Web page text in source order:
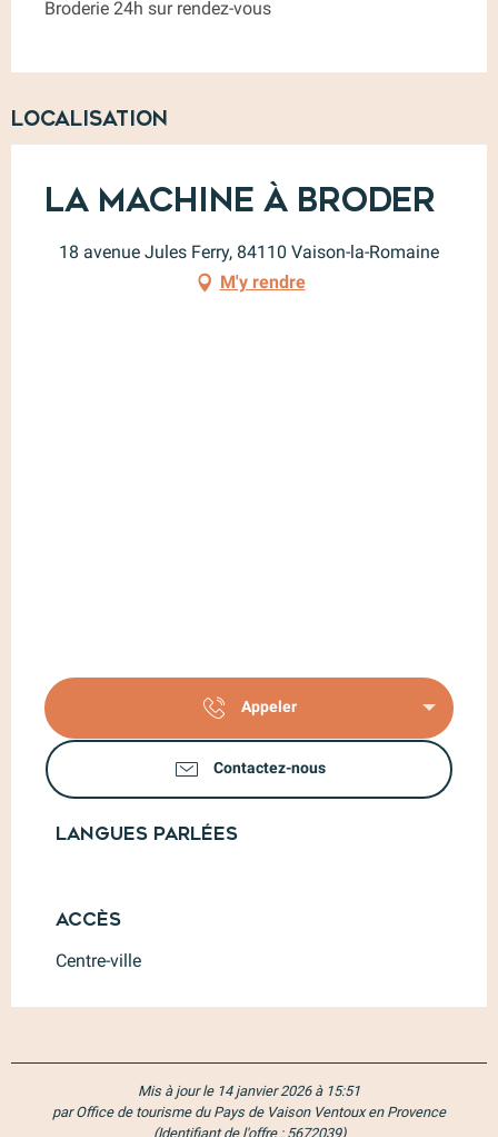
Broderie 24h sur rendez-vous
Localisation
La Machine à Broder
18 avenue Jules Ferry, 84110 Vaison-la-Romaine
M'y rendre
Appeler
Contactez-nous
Langues parlées
Langues parlées
Accès
Accès
Centre-ville
Mis à jour le 14 janvier 2026 à 15:51
par Office de tourisme du Pays de Vaison Ventoux en Provence
(Identifiant de l'offre : 5672039)